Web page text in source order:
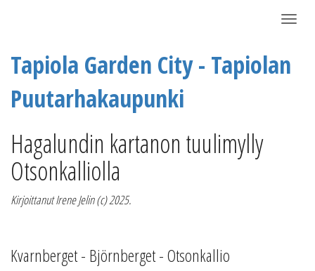
Tapiola Garden City - Tapiolan
Puutarhakaupunki
Hagalundin kartanon tuulimylly
Otsonkalliolla
Kirjoittanut Irene Jelin (c) 2025.
Kvarnberget - Björnberget - Otsonkallio